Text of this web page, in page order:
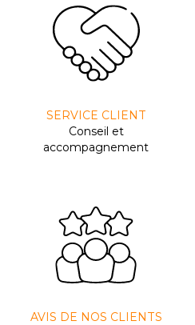
SERVICE CLIENT
Conseil et
accompagnement
AVIS DE NOS CLIENTS